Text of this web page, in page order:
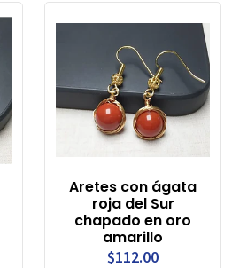
Aretes con ágata
roja del Sur
chapado en oro
amarillo
$112.00